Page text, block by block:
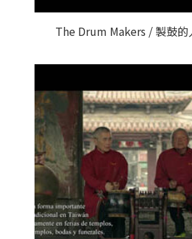
The Drum Makers / 製鼓的